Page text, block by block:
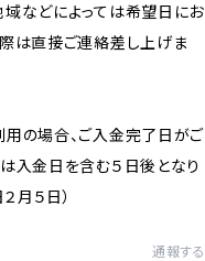
などによっては希望日にお
は直接ご連絡差し上げま
の場合、ご入金完了日がご
入金日を含む５日後となり
月５日）
通報する